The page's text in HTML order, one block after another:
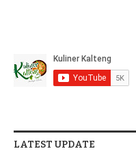
LATEST UPDATE